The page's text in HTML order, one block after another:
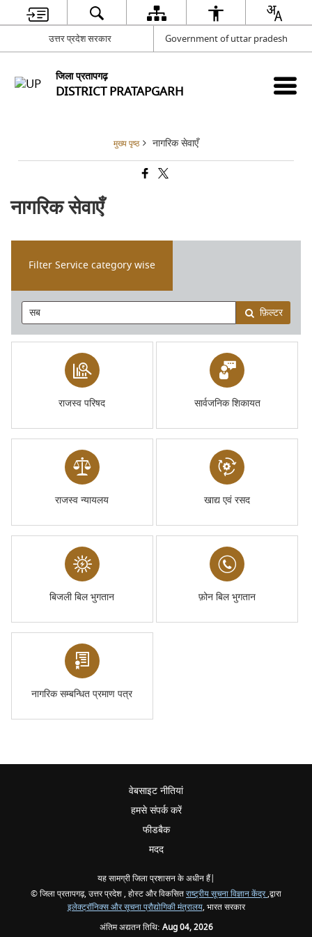
उत्तर प्रदेश सरकार Government of uttar pradesh
जिला प्रतापगढ़
DISTRICT PRATAPGARH
मुख्य पृष्ठ नागरिक सेवाएँ
नागरिक सेवाएँ
Filter Service category wise
फ़िल्टर
राजस्व परिषद सार्वजनिक शिकायत
राजस्व न्यायलय खाद्य एवं रसद
बिजली बिल भुगतान फ़ोन बिल भुगतान
नागरिक सम्बन्धित प्रमाण पत्र
वेबसाइट नीतियां
हमसे संपर्क करें
फीडबैक
मदद
यह सामग्री जिला प्रशासन के अधीन हैं|
© जिला प्रतापगढ़, उत्तर प्रदेश , होस्ट और विकसितराष्ट्रीय सूचना विज्ञान केंद्र,द्वारा
इलेक्ट्रॉनिक्स और सूचना प्रौद्योगिकी मंत्रालय, भारत सरकार
अंतिम अद्यतन तिथि: Aug 04, 2026